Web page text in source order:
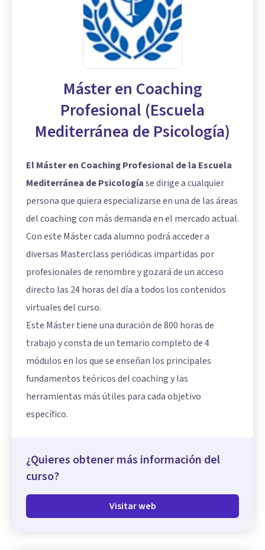
Máster en Coaching
Profesional (Escuela
Mediterránea de Psicología)
El Máster en Coaching Profesional de la Escuela
Mediterránea de Psicologíase dirige a cualquier
persona que quiera especializarse en una de las áreas
del coaching con más demanda en el mercado actual.
Con este Máster cada alumno podrá acceder a
diversas Masterclass periódicas impartidas por
profesionales de renombre y gozará de un acceso
directo las 24 horas del día a todos los contenidos
virtuales del curso.
Este Máster tiene una duración de 800 horas de
trabajo y consta de un temario completo de 4
módulos en los que se enseñan los principales
fundamentos teóricos del coaching y las
herramientas más útiles para cada objetivo
específico.
¿Quieres obtener más información del
curso?
Visitar web